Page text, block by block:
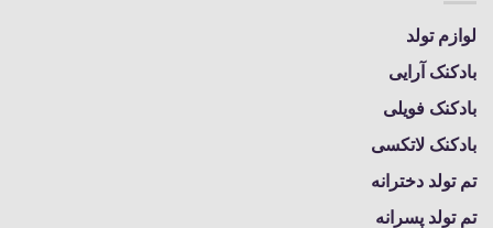
لوازم تولد
بادکنک آرایی
بادکنک فویلی
بادکنک لاتکسی
تم تولد دخترانه
تم تولد پسرانه